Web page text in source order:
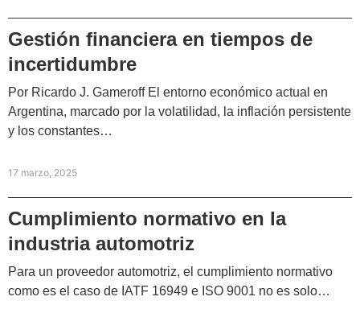
Gestión financiera en tiempos de
incertidumbre
Por Ricardo J. Gameroff El entorno económico actual en
Argentina, marcado por la volatilidad, la inflación persistente
y los constantes…
17 marzo, 2025
Cumplimiento normativo en la
industria automotriz
Para un proveedor automotriz, el cumplimiento normativo
como es el caso de IATF 16949 e ISO 9001 no es solo…